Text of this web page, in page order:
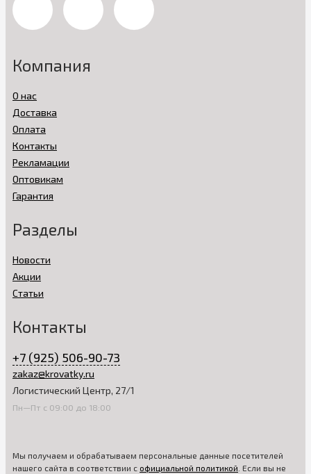
Компания
О нас
Доставка
Оплата
Контакты
Рекламации
Оптовикам
Гарантия
Разделы
Новости
Акции
Статьи
Контакты
+7 (925) 506-90-73
zakaz@krovatky.ru
Логистический Центр, 27/1
Пн—Пт с 09:00 до 18:00
Мы получаем и обрабатываем персональные данные посетителей
нашего сайта в соответствии с официальной политикой . Если вы не